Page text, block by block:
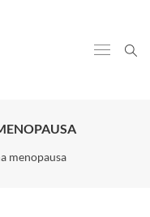
menopausa